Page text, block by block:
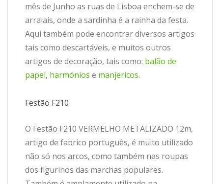
mês de Junho as ruas de Lisboa enchem-se de
arraiais, onde a sardinha é a rainha da festa.
Aqui também pode encontrar diversos artigos
tais como descartáveis, e muitos outros
artigos de decoração, tais como: balão de
papel, harmónios e manjericos.
Festão F210
O Festão F210 VERMELHO METALIZADO 12m,
artigo de fabrico português, é muito utilizado
não só nos arcos, como também nas roupas
dos figurinos das marchas populares.